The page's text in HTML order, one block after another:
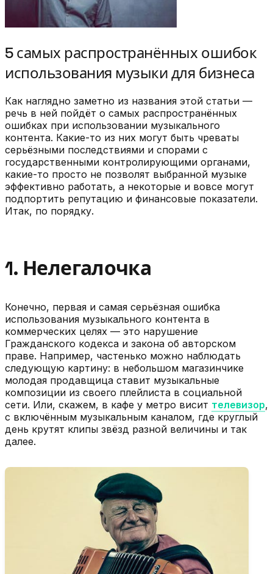
5 самых распространённых ошибок
использования музыки для бизнеса
Как наглядно заметно из названия этой статьи —
речь в ней пойдёт о самых распространённых
ошибках при использовании музыкального
контента. Какие-то из них могут быть чреваты
серьёзными последствиями и спорами с
государственными контролирующими органами,
какие-то просто не позволят выбранной музыке
эффективно работать, а некоторые и вовсе могут
подпортить репутацию и финансовые показатели.
Итак, по порядку.
1. Нелегалочка
Конечно, первая и самая серьёзная ошибка
использования музыкального контента в
коммерческих целях — это нарушение
Гражданского кодекса и закона об авторском
праве. Например, частенько можно наблюдать
следующую картину: в небольшом магазинчике
молодая продавщица ставит музыкальные
композиции из своего плейлиста в социальной
сети. Или, скажем, в кафе у метро висит телевизор,
с включённым музыкальным каналом, где круглый
день крутят клипы звёзд разной величины и так
далее.